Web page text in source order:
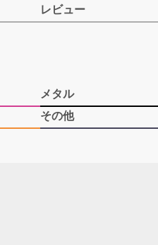
レビュー
メタル
その他